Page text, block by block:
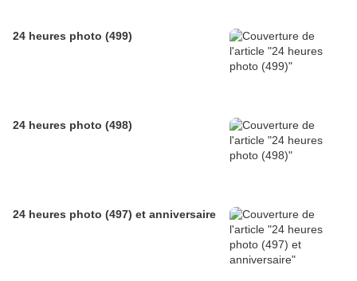
24 heures photo (499)
24 heures photo (498)
24 heures photo (497) et anniversaire